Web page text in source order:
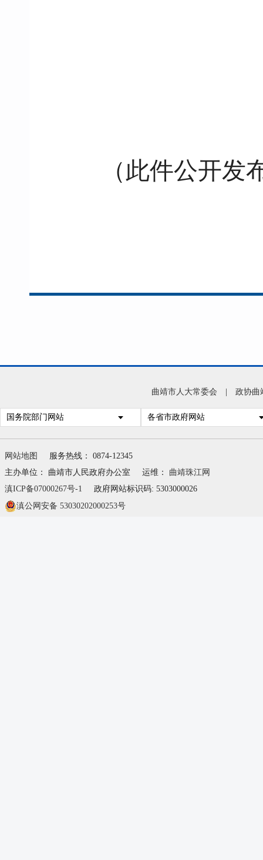
（此件公开发
曲靖市人大常委会 政协曲
国务院部门网站 各省市政府网站
网站地图
服务热线： 0874-12345
主办单位： 曲靖市人民政府办公室
运维： 曲靖珠江网
滇ICP备07000267号-1
政府网站标识码: 5303000026
滇公网安备 53030202000253号